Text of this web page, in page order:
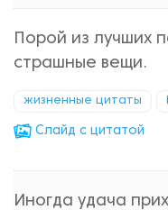
Порой из лучших
страшные вещи.
жизненные цитаты
Cлайд с цитатой
Иногда удача